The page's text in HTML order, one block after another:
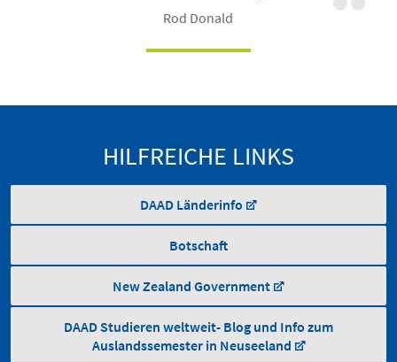
Rod Donald
HILFREICHE LINKS
DAAD Länderinfo
Botschaft
New Zealand Government
DAAD Studieren weltweit- Blog und Info zum
Auslandssemester in Neuseeland